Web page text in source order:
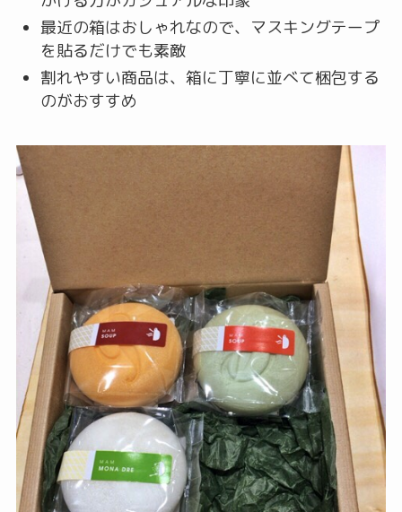
最近の箱はおしゃれなので、マスキングテープ
を貼るだけでも素敵
割れやすい商品は、箱に丁寧に並べて梱包する
のがおすすめ